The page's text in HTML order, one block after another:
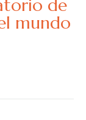
de
mundo